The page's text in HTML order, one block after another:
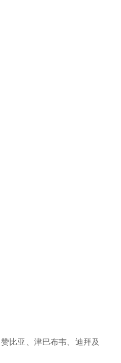
比亚、津巴布韦、迪拜及